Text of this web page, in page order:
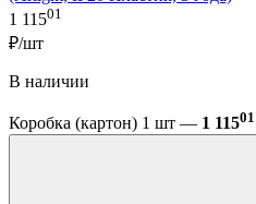
1 11501
₽/шт
В наличии
Коробка (картон) 1 шт — 1 11501